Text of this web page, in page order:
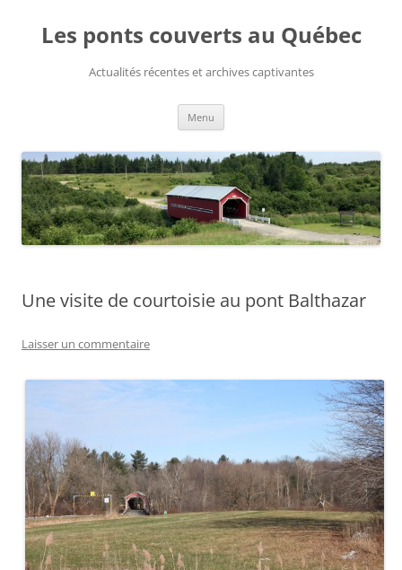
contenu
Les ponts couverts au Québec
Actualités récentes et archives captivantes
Menu
Une visite de courtoisie au pont Balthazar
Laisser un commentaire